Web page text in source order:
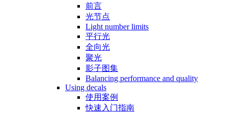
前言
光节点
Light number limits
平行光
全向光
聚光
影子图集
Balancing performance and quality
Using decals
使用案例
快速入门指南